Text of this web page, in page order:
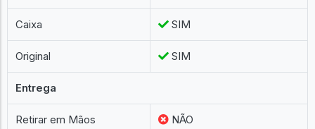
Caixa SIM
Original SIM
Entrega
Retirar em Mãos NÃO